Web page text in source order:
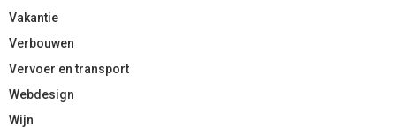
Vakantie
Verbouwen
Vervoer en transport
Webdesign
Wijn